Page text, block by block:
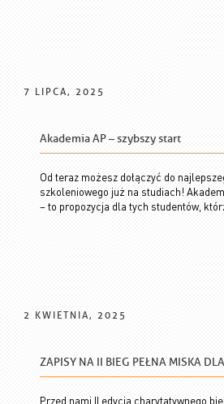
7 LIPCA, 2025
Akademia AP – szybszy start
Od teraz możesz dołączyć do
szkoleniowego już na studiach!
– to propozycja dla tych studentów,
2 KWIETNIA, 2025
ZAPISY NA II BIEG PEŁNA MISKA
Przed nami II edycja charytatywnego